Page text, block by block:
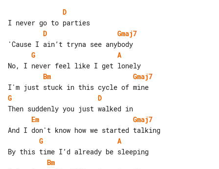
D
D
Gmaj7
G
A
Bm
Gmaj7
G
D
Em
Gmaj7
G
A
Bm